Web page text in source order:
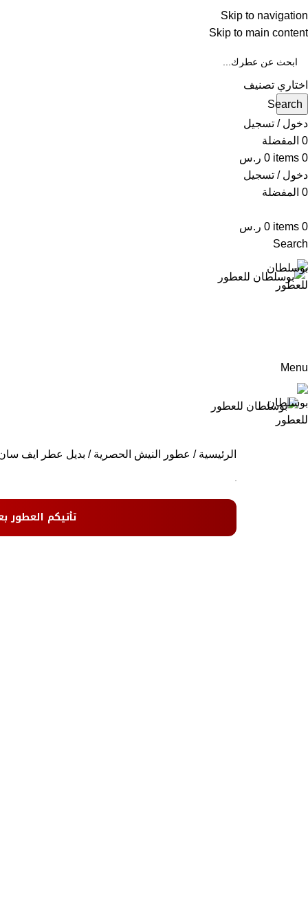
Skip to navigation
Skip to main content
IN
اختاري تصنيف
Search
دخول / تسجيل
0 المفضلة
0
items
0 ر.س
دخول / تسجيل
0 المفضلة
0
items
0 ر.س
Search
Menu
الرئيسية عطور النيش الحصرية بديل عطر ايف
تأتيكم العطور